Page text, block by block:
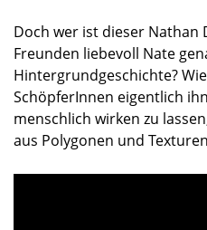
Doch wer ist dieser Nathan
Freunden liebevoll Nate
Hintergrundgeschichte?
SchöpferInnen eigentlich
menschlich wirken zu
aus Polygonen und